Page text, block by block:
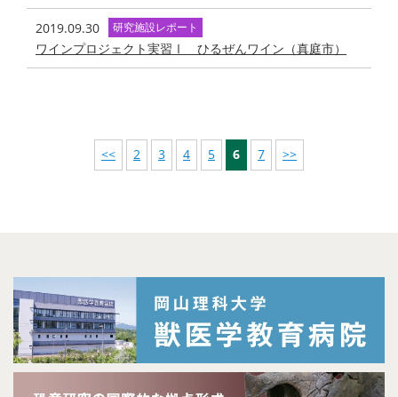
2019.09.30 研究施設レポート
ワインプロジェクト実習Ⅰ ひるぜんワイン（真庭市）
<< 2 3 4 5 6 7 >>